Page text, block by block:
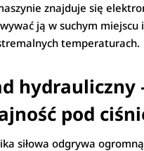
znajduje się
ją w suchym miejscu
temperaturach.
hydrauliczny
pod
siłowa odgrywa